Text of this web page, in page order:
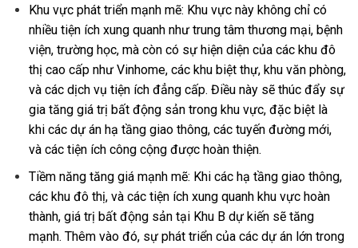
Khu vực phát triển mạnh mẽ: Khu vực này không chỉ có
nhiều tiện ích xung quanh như trung tâm thương mại, bệnh
viện, trường học, mà còn có sự hiện diện của các khu đô
thị cao cấp như Vinhome, các khu biệt thự, khu văn phòng,
và các dịch vụ tiện ích đẳng cấp. Điều này sẽ thúc đẩy sự
gia tăng giá trị bất động sản trong khu vực, đặc biệt là
khi các dự án hạ tầng giao thông, các tuyến đường mới,
và các tiện ích công cộng được hoàn thiện.
Tiềm năng tăng giá mạnh mẽ: Khi các hạ tầng giao thông,
các khu đô thị, và các tiện ích xung quanh khu vực hoàn
thành, giá trị bất động sản tại Khu B dự kiến sẽ tăng
mạnh. Thêm vào đó, sự phát triển của các dự án lớn trong